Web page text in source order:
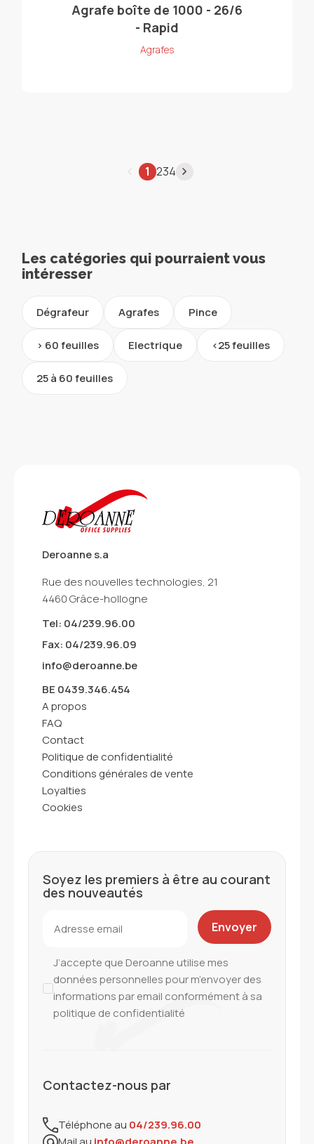
Agrafe boîte de 1000 - 26/6
- Rapid
Agrafes
1 234
Les catégories qui pourraient vous
intéresser
Dégrafeur Agrafes Pince
> 60 feuilles Electrique <25 feuilles
25 à 60 feuilles
Deroanne s.a
Rue des nouvelles technologies, 21
4460 Grâce-hollogne
Tel: 04/239.96.00
Fax: 04/239.96.09
info@deroanne.be
BE 0439.346.454
A propos
FAQ
Contact
Politique de confidentialité
Conditions générales de vente
Loyalties
Cookies
Soyez les premiers à être au courant
des nouveautés
J’accepte que Deroanne utilise mes
données personnelles pour m’envoyer des
informations par email conformément à sa
politique de confidentialité
Contactez-nous par
Téléphone au 04/239.96.00